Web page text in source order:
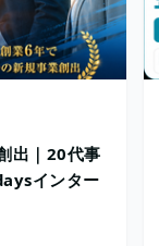
出｜20代事
インター